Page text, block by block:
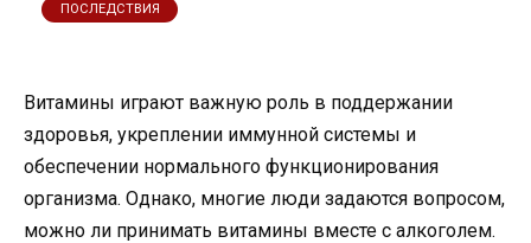
ПОСЛЕДСТВИЯ
Витамины играют важную роль в поддержании
здоровья, укреплении иммунной системы и
обеспечении нормального функционирования
организма. Однако, многие люди задаются вопросом,
можно ли принимать витамины вместе с алкоголем.